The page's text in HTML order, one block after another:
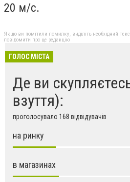
20 м/с.
Якщо ви помітили помилку, виділіть необхідний
повідомити про це редакцію
ГОЛОС МІСТА
Де ви
взуття):
проголосувало 168 відвідувачів
на ринку
в магазинах